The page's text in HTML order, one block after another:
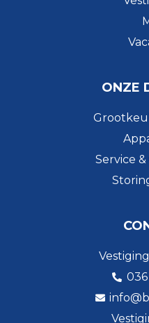
ONZE
Service
036